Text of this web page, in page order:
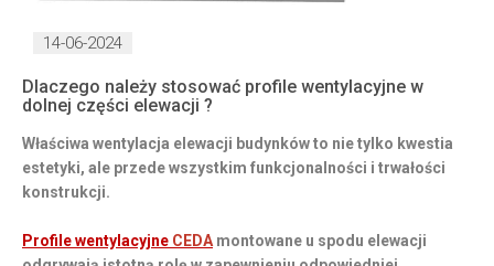
14-06-2024
Dlaczego należy stosować profile wentylacyjne w
dolnej części elewacji ?
Właściwa wentylacja elewacji budynków to nie tylko kwestia
estetyki, ale przede wszystkim funkcjonalności i trwałości
konstrukcji.
Profile wentylacyjne CEDA montowane u spodu elewacji